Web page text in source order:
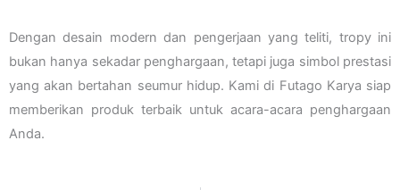
Dengan desain modern dan pengerjaan yang teliti, tropy ini
bukan hanya sekadar penghargaan, tetapi juga simbol prestasi
yang akan bertahan seumur hidup. Kami di Futago Karya siap
memberikan produk terbaik untuk acara-acara penghargaan
Anda.